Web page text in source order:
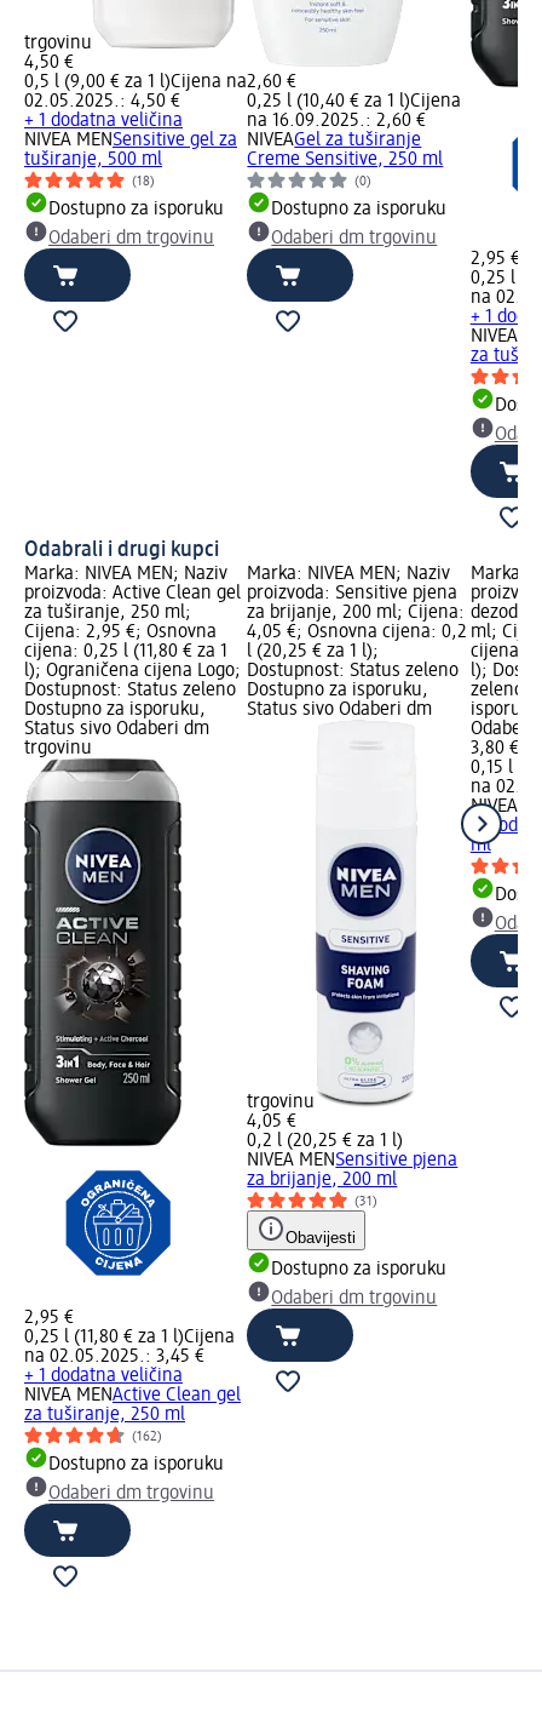
trgovinu
4,50 €
0,5 l (9,00 € za 1 l)Cijena na
02.05.2025.: 4,50 €
+ 1 dodatna veličina
NIVEA MENSensitive gel za
tuširanje, 500 ml
(18)
Dostupno za isporuku
Odaberi dm trgovinu
2,60 €
0,25 l (10,40 € za 1 l)Cijena
na 16.09.2025.: 2,60 €
NIVEAGel za tuširanje
Creme Sensitive, 250 ml
(0)
Dostupno za isporuku
Odaberi dm trgovinu
2,95 €
0,25 l
na
+ 1
NIVEA
za
Odabrali i drugi kupci
Marka: NIVEA MEN; Naziv
proizvoda: Active Clean gel
za tuširanje, 250 ml;
Cijena: 2,95 €; Osnovna
cijena: 0,25 l (11,80 € za 1
l); Ograničena cijena Logo;
Dostupnost: Status zeleno
Dostupno za isporuku,
Status sivo Odaberi dm
trgovinu
2,95 €
0,25 l (11,80 € za 1 l)Cijena
na 02.05.2025.: 3,45 €
+ 1 dodatna veličina
NIVEA MENActive Clean gel
za tuširanje, 250 ml
(162)
Dostupno za isporuku
Odaberi dm trgovinu
Marka: NIVEA MEN; Naziv
proizvoda: Sensitive pjena
za brijanje, 200 ml; Cijena:
4,05 €; Osnovna cijena: 0,2
l (20,25 € za 1 l);
Dostupnost: Status zeleno
Dostupno za isporuku,
Status sivo Odaberi dm
trgovinu
4,05 €
0,2 l (20,25 € za 1 l)
NIVEA MENSensitive pjena
za brijanje, 200 ml
(31)
Obavijesti
Dostupno za isporuku
Odaberi dm trgovinu
Marka:
ml;
cijena:
l);
zeleno
Odaberi
3,80 €
0,15 l
na
NIVEA
ml